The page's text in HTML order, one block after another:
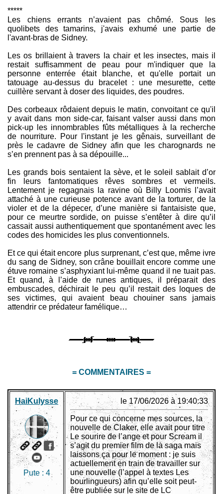
*****
Les chiens errants n’avaient pas chômé. Sous les
quolibets des tamarins, j'avais exhumé une partie de
l'avant-bras de Sidney.
Les os brillaient à travers la chair et les insectes, mais il
restait suffisamment de peau pour m'indiquer que la
personne enterrée était blanche, et qu'elle portait un
tatouage au-dessus du bracelet : une mesurette, cette
cuillère servant à doser des liquides, des poudres.
Des corbeaux rôdaient depuis le matin, convoitant ce qu'il
y avait dans mon side-car, faisant valser aussi dans mon
pick-up les innombrables fûts métalliques à la recherche
de nourriture. Pour l'instant je les gênais, surveillant de
près le cadavre de Sidney afin que les charognards ne
s’en prennent pas à sa dépouille...
Les grands bois sentaient la sève, et le soleil sablait d’or
fin leurs fantomatiques rêves sombres et vermeils.
Lentement je regagnais la ravine où Billy Loomis l’avait
attaché à une curieuse potence avant de la torturer, de la
violer et de la dépecer, d’une manière si fantaisiste que,
pour ce meurtre sordide, on puisse s’entêter à dire qu’il
cassait aussi authentiquement que spontanément avec les
codes des homicides les plus conventionnels.
Et ce qui était encore plus surprenant, c’est que, même ivre
du sang de Sidney, son crâne bouillait encore comme une
étuve romaine s’asphyxiant lui-même quand il ne tuait pas.
Et quand, à l’aide de runes antiques, il préparait des
embuscades, déchirait le peu qu’il restait des loques de
ses victimes, qui avaient beau chouiner sans jamais
attendrir ce prédateur famélique…
= COMMENTAIRES =
HaiKulysse
Pute : 4
le 17/06/2026 à 19:40:33
Pour ce qui concerne mes sources, la
nouvelle de Claker, elle avait pour titre
Le sourire de l’ange et pour Scream il
s’agit du premier film de la saga mais
laissons ça pour le moment : je suis
actuellement en train de travailler sur
une nouvelle (l’appel à textes Les
bourlingueurs) afin qu’elle soit peut-
être publiée sur le site de LC